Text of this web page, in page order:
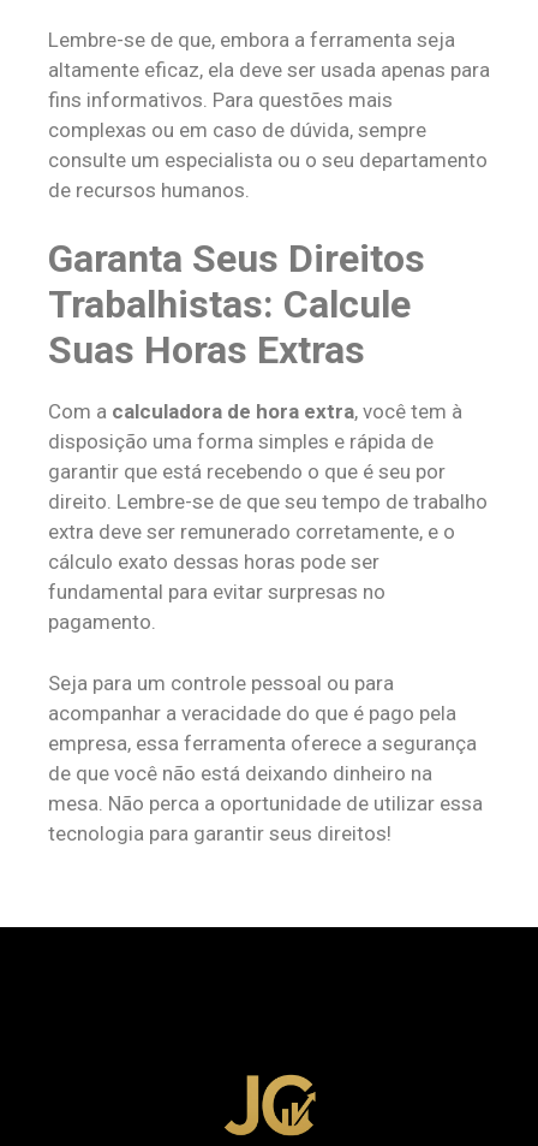
Lembre-se de que, embora a ferramenta seja
altamente eficaz, ela deve ser usada apenas para
fins informativos. Para questões mais
complexas ou em caso de dúvida, sempre
consulte um especialista ou o seu departamento
de recursos humanos.
Garanta Seus Direitos
Trabalhistas: Calcule
Suas Horas Extras
Com a calculadora de hora extra, você tem à
disposição uma forma simples e rápida de
garantir que está recebendo o que é seu por
direito. Lembre-se de que seu tempo de trabalho
extra deve ser remunerado corretamente, e o
cálculo exato dessas horas pode ser
fundamental para evitar surpresas no
pagamento.
Seja para um controle pessoal ou para
acompanhar a veracidade do que é pago pela
empresa, essa ferramenta oferece a segurança
de que você não está deixando dinheiro na
mesa. Não perca a oportunidade de utilizar essa
tecnologia para garantir seus direitos!